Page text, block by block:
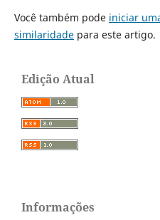
Você também pode iniciar
similaridadepara este artigo.
Edição Atual
Informações